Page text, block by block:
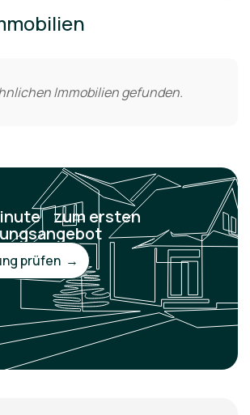
Immobilien gefunden.
zum ersten
prüfen →